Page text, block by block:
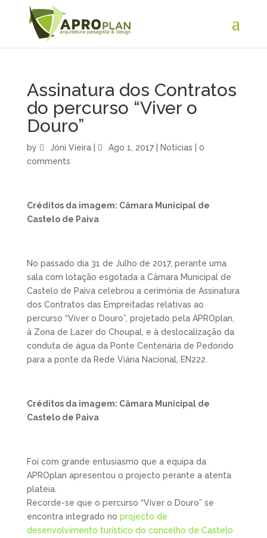
Assinatura dos Contratos
do percurso “Viver o
Douro”
by Jóni Vieira| Ago 1, 2017| Notícias
0
comments
Créditos da imagem: Câmara Municipal de
Castelo de Paiva
No passado dia 31 de Julho de 2017, perante uma
sala com lotação esgotada a Câmara Municipal de
Castelo de Paiva celebrou a cerimónia de Assinatura
dos Contratos das Empreitadas relativas ao
percurso “Viver o Douro”, projetado pela APROplan,
à Zona de Lazer do Choupal, e à deslocalização da
conduta de água da Ponte Centenária de Pedorido
para a ponte da Rede Viária Nacional, EN222.
Créditos da imagem: Câmara Municipal de
Castelo de Paiva
Foi com grande entusiasmo que a equipa da
APROplan apresentou o projecto perante a atenta
plateia.
Recorde-se que o percurso “Viver o Douro” se
encontra integrado no projecto de
desenvolvimento turístico do concelho de Castelo